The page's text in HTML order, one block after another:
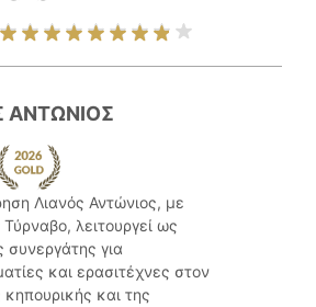
ΑΝΤΩΝΙΟΣ
Λιανός Αντώνιος, με
λειτουργεί ως
συνεργάτης για
και ερασιτέχνες στον
και της